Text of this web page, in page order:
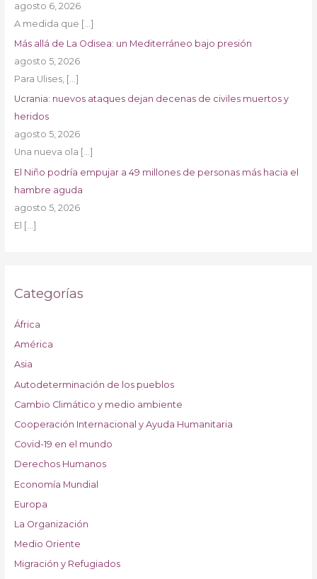
agosto 6, 2026
A medida que […]
Más allá de La Odisea: un Mediterráneo bajo presión
agosto 5, 2026
Para Ulises, […]
Ucrania: nuevos ataques dejan decenas de civiles muertos y
heridos
agosto 5, 2026
Una nueva ola […]
El Niño podría empujar a 49 millones de personas más hacia el
hambre aguda
agosto 5, 2026
El […]
Categorías
África
América
Asia
Autodeterminación de los pueblos
Cambio Climático y medio ambiente
Cooperación Internacional y Ayuda Humanitaria
Covid-19 en el mundo
Derechos Humanos
Economía Mundial
Europa
La Organización
Medio Oriente
Migración y Refugiados